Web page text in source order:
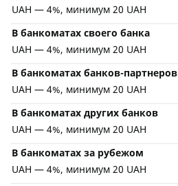
UAH — 4%, минимум 20 UAH
В банкоматах своего банка
UAH — 4%, минимум 20 UAH
В банкоматах банков-партнеров
UAH — 4%, минимум 20 UAH
В банкоматах других банков
UAH — 4%, минимум 20 UAH
В банкоматах за рубежом
UAH — 4%, минимум 20 UAH